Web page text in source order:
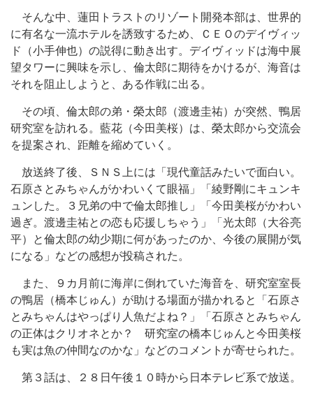
そんな中、蓮田トラストのリゾート開発本部は、世界的
に有名な一流ホテルを誘致するため、ＣＥＯのデイヴィッ
ド（小手伸也）の説得に動き出す。デイヴィッドは海中展
望タワーに興味を示し、倫太郎に期待をかけるが、海音は
それを阻止しようと、ある作戦に出る。
その頃、倫太郎の弟・榮太郎（渡邊圭祐）が突然、鴨居
研究室を訪れる。藍花（今田美桜）は、榮太郎から交流会
を提案され、距離を縮めていく。
放送終了後、ＳＮＳ上には「現代童話みたいで面白い。
石原さとみちゃんがかわいくて眼福」「綾野剛にキュンキ
ュンした。３兄弟の中で倫太郎推し」「今田美桜がかわい
過ぎ。渡邊圭祐との恋も応援しちゃう」「光太郎（大谷亮
平）と倫太郎の幼少期に何があったのか、今後の展開が気
になる」などの感想が投稿された。
また、９カ月前に海岸に倒れていた海音を、研究室室長
の鴨居（橋本じゅん）が助ける場面が描かれると「石原さ
とみちゃんはやっぱり人魚だよね？」「石原さとみちゃん
の正体はクリオネとか？ 研究室の橋本じゅんと今田美桜
も実は魚の仲間なのかな」などのコメントが寄せられた。
第３話は、２８日午後１０時から日本テレビ系で放送。